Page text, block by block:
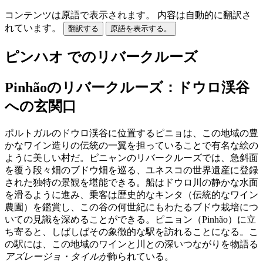
コンテンツは原語で表示されます。
内容は自動的に翻訳さ
れています。
翻訳する 原語を表示する。
ピンハオ でのリバークルーズ
Pinhãoのリバークルーズ：ドウロ渓谷
への玄関口
ポルトガルのドウロ渓谷に位置するピニョは、この地域の豊
かなワイン造りの伝統の一翼を担っていることで有名な絵の
ように美しい村だ。ピニャンのリバークルーズでは、急斜面
を覆う段々畑のブドウ畑を巡る、ユネスコの世界遺産に登録
された独特の景観を堪能できる。船はドウロ川の静かな水面
を滑るように進み、乗客は歴史的なキンタ（伝統的なワイン
農園）を鑑賞し、この谷の何世紀にもわたるブドウ栽培につ
いての見識を深めることができる。ピニョン（Pinhão）に立
ち寄ると、しばしばその象徴的な駅を訪れることになる。こ
の駅には、この地域のワインと川との深いつながりを物語る
アズレージョ・タイルが飾られている。